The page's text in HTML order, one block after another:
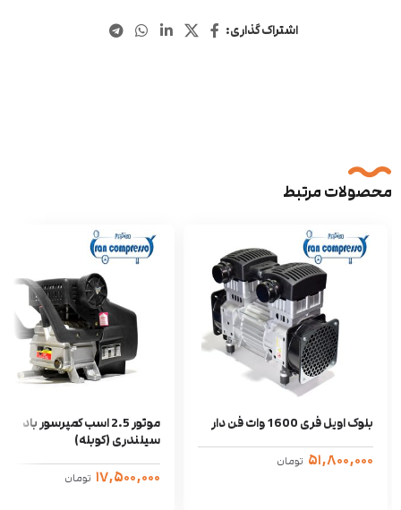
اشتراک گذاری:
محصولات مرتبط
بلوک اویل فری 1600 وات فن دار
۵۱,۸۰۰,۰۰۰ تومان
موتور 2.5 اسب کمپرسور باد
سیلندری (کوبله)
۱۷,۵۰۰,۰۰۰ تومان